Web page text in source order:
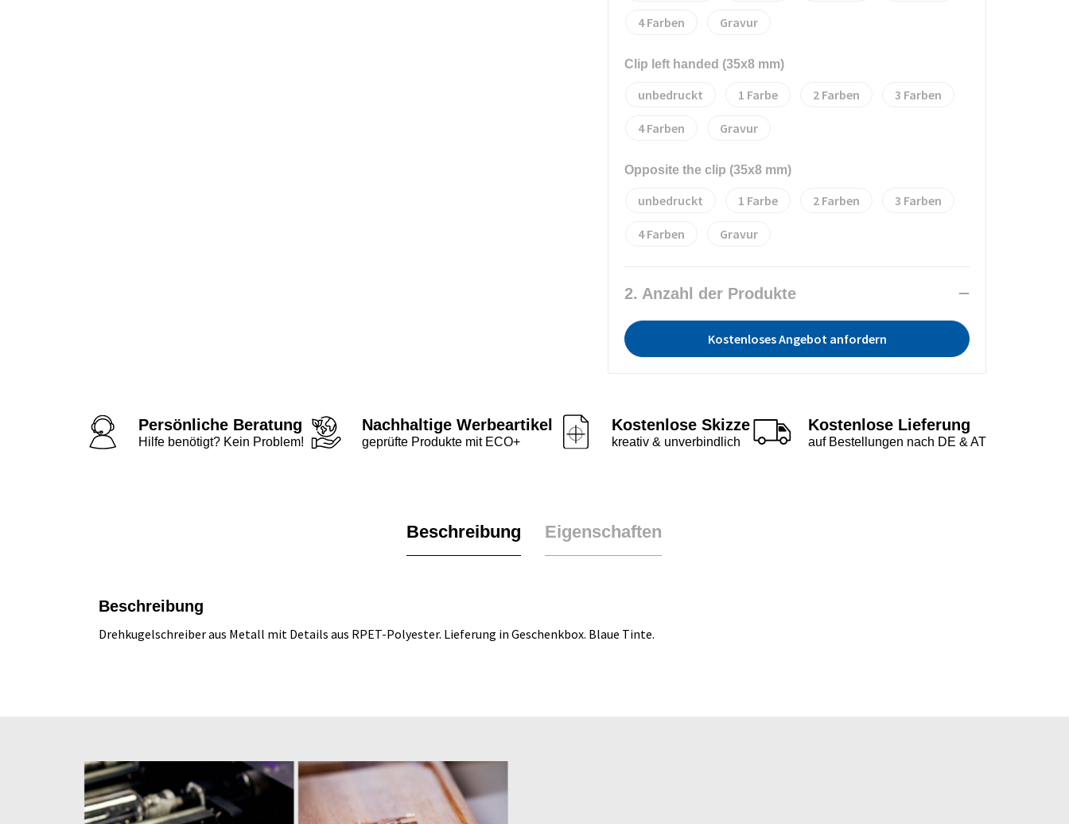
4 Gravur
Clip left handed (35x8 mm)
unbedruckt 1 2 3
4 Gravur
Opposite the clip (35x8 mm)
unbedruckt 1 2 3
4 Gravur
2. Anzahl der Produkte
Kostenloses Angebot anfordern
Persönliche Beratung
Hilfe benötigt? Kein Problem!
Nachhaltige Werbeartikel
geprüfte Produkte mit ECO+
Kostenlose Skizze
kreativ & unverbindlich
Kostenlose Lieferung
auf Bestellungen nach DE & AT
Beschreibung Eigenschaften
Beschreibung
Drehkugelschreiber aus Metall mit Details aus RPET-Polyester. Lieferung in Geschenkbox. Blaue Tinte.